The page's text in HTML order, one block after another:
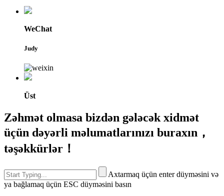
WeChat
Judy
Üst
Zəhmət olmasa bizdən gələcək xidmət
üçün dəyərli məlumatlarınızı buraxın，
təşəkkürlər！
Axtarmaq üçün enter düyməsini və
ya bağlamaq üçün ESC düyməsini basın